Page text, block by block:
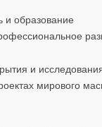
и образование
и
мирового